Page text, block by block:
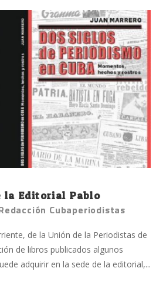
la Editorial Pablo
Cubaperiodistas
de la Unión de la Periodistas de
de libros publicados algunos
adquirir en la sede de la editorial,...